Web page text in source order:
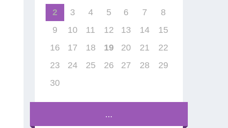
2
3 4 5 6 7
8
9
10 11 12 13 14
15
16
17 18 19 20 21
22
23
24 25 26 27 28
29
30
...